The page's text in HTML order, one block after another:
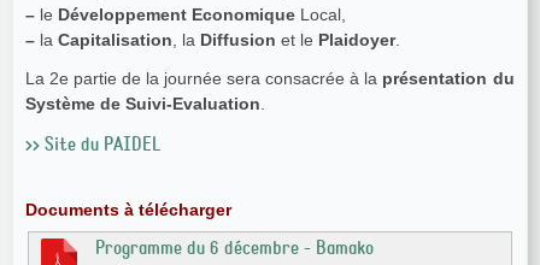
– le Développement Economique Local,
– la Capitalisation , la Diffusion et le Plaidoyer.
La 2e partie de la journée sera consacrée à la présentation du
Système de Suivi‐Evaluation
>> Site du PAIDEL
Documents à télécharger
Programme du 6 décembre - Bamako